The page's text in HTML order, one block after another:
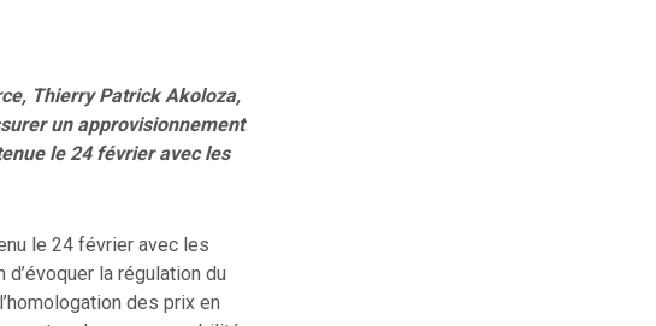
Thierry Patrick Akoloza,
un approvisionnement
le 24 février avec les
le 24 février avec les
la régulation du
des prix en